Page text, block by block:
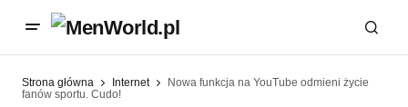
Strona główna Internet
Nowa funkcja na YouTube odmieni życie
fanów sportu. Cudo!